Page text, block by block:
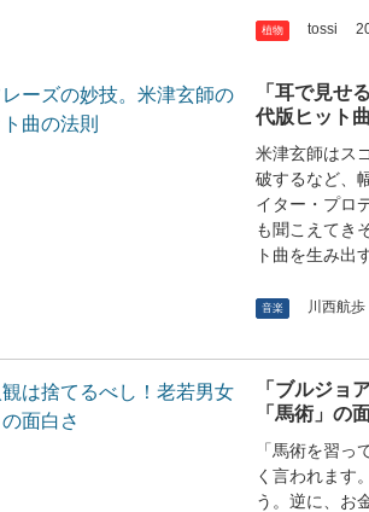
植物 tossi
「耳で見せ
代版ヒット
米津玄師はス
破するなど、
イター・プロ
も聞こえてき
ト曲を生み出
音楽 川西航歩
「ブルジョ
「馬術」の
「馬術を習
く言われます
う。逆に、お